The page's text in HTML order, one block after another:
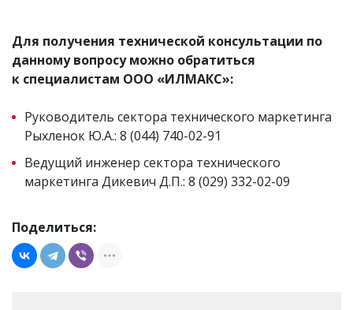
Для получения технической консультации по
данному вопросу можно обратиться
к специалистам ООО «ИЛМАКС»:
Руководитель сектора технического маркетинга
Рыхленок Ю.А.: 8 (044) 740-02-91
Ведущий инженер сектора технического
маркетинга Дикевич Д.П.: 8 (029) 332-02-09
Поделиться: